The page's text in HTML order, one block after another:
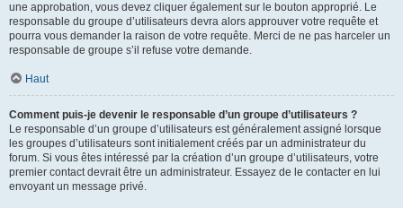
une approbation, vous devez cliquer également sur le bouton approprié. Le
responsable du groupe d’utilisateurs devra alors approuver votre requête et
pourra vous demander la raison de votre requête. Merci de ne pas harceler un
responsable de groupe s’il refuse votre demande.
Haut
Comment puis-je devenir le responsable d’un groupe d’utilisateurs ?
Le responsable d’un groupe d’utilisateurs est généralement assigné lorsque
les groupes d’utilisateurs sont initialement créés par un administrateur du
forum. Si vous êtes intéressé par la création d’un groupe d’utilisateurs, votre
premier contact devrait être un administrateur. Essayez de le contacter en lui
envoyant un message privé.